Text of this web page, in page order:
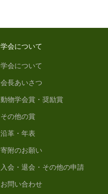
学会について
学会について
会長あいさつ
動物学会賞・奨励賞
その他の賞
沿革・年表
寄附のお願い
入会・退会・その他の申請
お問い合わせ